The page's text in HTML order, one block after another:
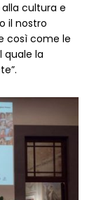
cultura e
il nostro
così come le
quale la